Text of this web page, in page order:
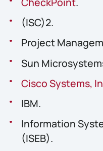
(ISC)2.
Project
Sun
Cisco Systems,
IBM.
Information
(ISEB).